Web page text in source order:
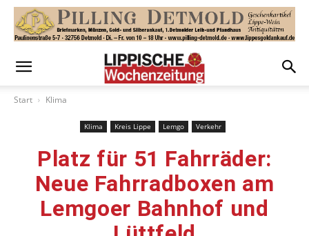
Start Klima
Klima Kreis Lippe Lemgo Verkehr
Platz für 51 Fahrräder:
Neue Fahrradboxen am
Lemgoer Bahnhof und